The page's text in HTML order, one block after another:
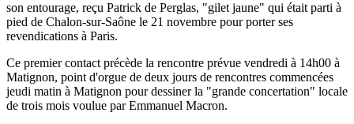
son entourage, reçu Patrick de Perglas, "gilet jaune" qui était parti à
pied de Chalon-sur-Saône le 21 novembre pour porter ses
revendications à Paris.
Ce premier contact précède la rencontre prévue vendredi à 14h00 à
Matignon, point d'orgue de deux jours de rencontres commencées
jeudi matin à Matignon pour dessiner la "grande concertation" locale
de trois mois voulue par Emmanuel Macron.